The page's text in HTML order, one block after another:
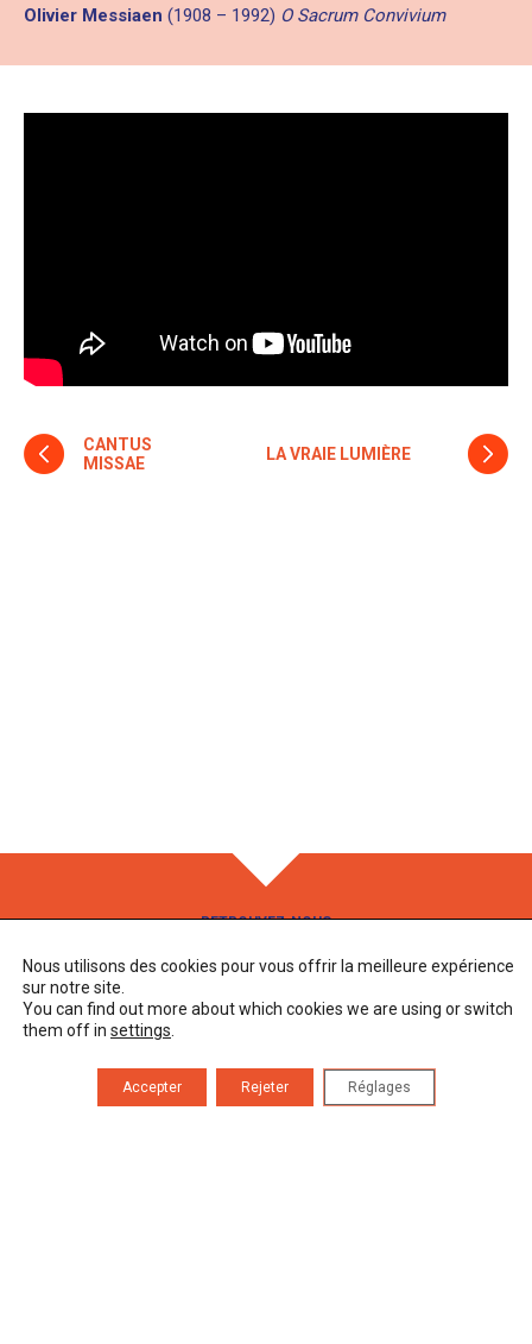
Olivier Messiaen (1908 – 1992) O Sacrum Convivium
NavigationCANTUS
MISSAE
LA VRAIE LUMIÈRE
RETROUVEZ-NOUS
Adresse
46500 Rocamadour
Lundi au vendredi 9h00 – 17h00
Téléphone
Nous utilisons des cookies pour vous offrir la meilleure expérience
sur notre site.
You can find out more about which cookies we are using or switch
them off in settings
Accepter Rejeter Réglages